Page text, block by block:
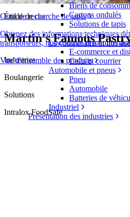
Outil de recherche de tapis
Obtenez des informations techniques
transporteurs, nos composants et nos
Vue d'ensemble des produits
Biens de
Cartons ondulés
Solutions de tapis
Logistique et
E-commerce et
Colis et courrier
Automobile et pneus
Pneu
Automobile
Batteries de
Industriel
Présentation des industries
Étude de cas
Martin's Famous
Industries
Boulangerie
Solutions
Intralox FoodSafe